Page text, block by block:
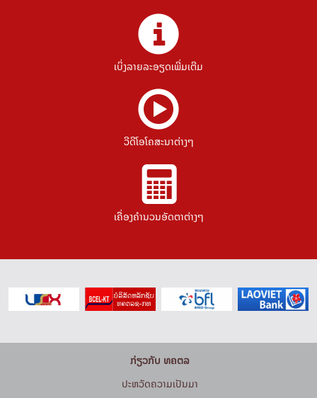
ເບິ່ງລາຍລະອຽດເພີ່ມເຕີມ
ວີດີໂອໂຄສະນາຕ່າງໆ
ເຄື່ອງຄຳນວນອັດຕາຕ່າງໆ
ກ່ຽວກັບ ທຄຕລ
ປະຫວັດຄວາມເປັນມາ